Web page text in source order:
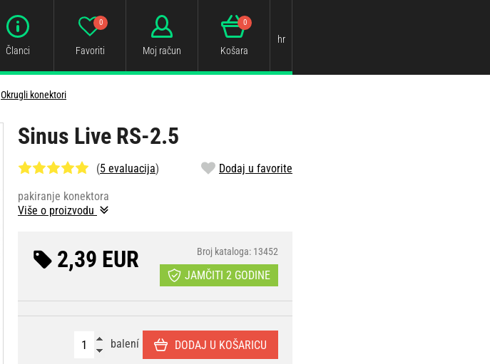
Članci Favoriti
0
Moj račun Košara
0
hr
Okrugli konektori
Sinus Live RS-2.5
(5 evaluacija) Dodaj u favorite
pakiranje konektora
Više o proizvodu
2,39 EUR Broj kataloga: 13452
JAMČITI 2 GODINE
balení DODAJ U KOŠARICU